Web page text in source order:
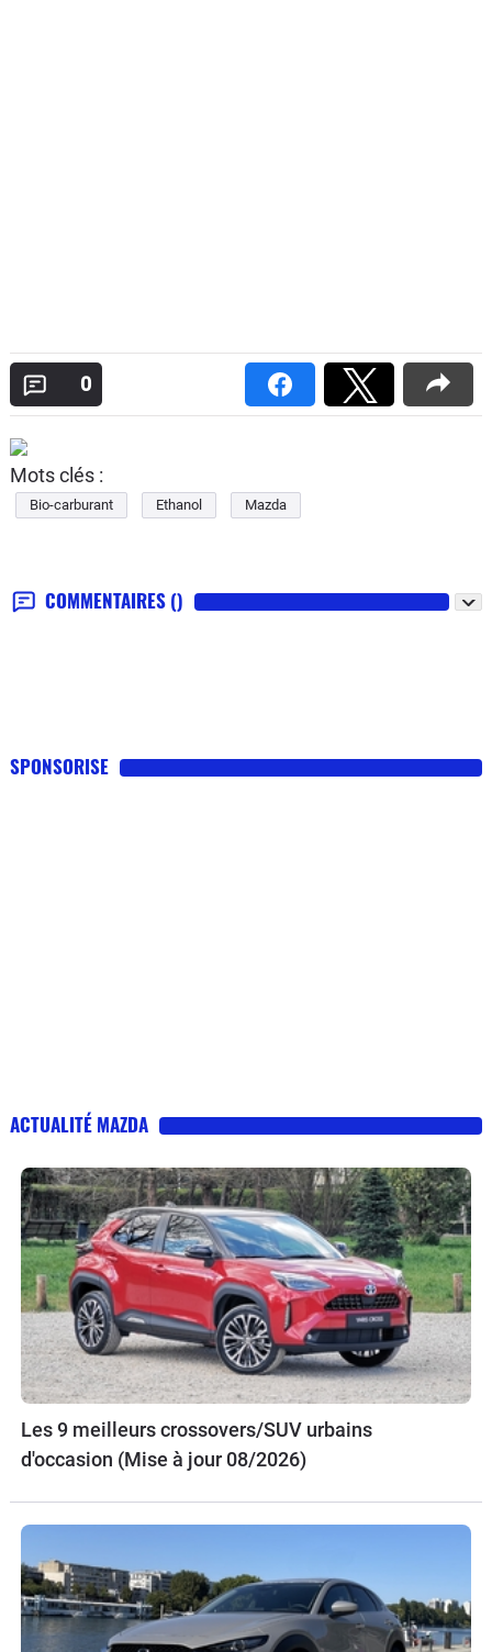
0
Mots clés :
Bio-carburant Ethanol Mazda
COMMENTAIRES ()
SPONSORISE
ACTUALITÉ MAZDA
Les 9 meilleurs crossovers/SUV urbains
d'occasion (Mise à jour 08/2026)